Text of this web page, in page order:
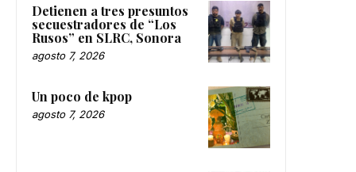
Detienen a tres presuntos
secuestradores de “Los
Rusos” en SLRC, Sonora
agosto 7, 2026
Un poco de kpop
agosto 7, 2026